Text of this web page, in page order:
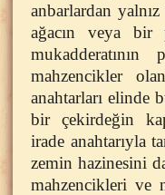
anbarlardan
ağacın veya bir
mukadderatının
mahzencikler
anahtarları elinde
bir çekirdeğin
irade anahtarıyla
zemin hazinesini
mahzencikleri ve